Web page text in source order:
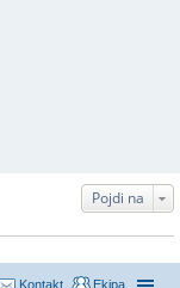
Pojdi na
Ekipa
Kontakt